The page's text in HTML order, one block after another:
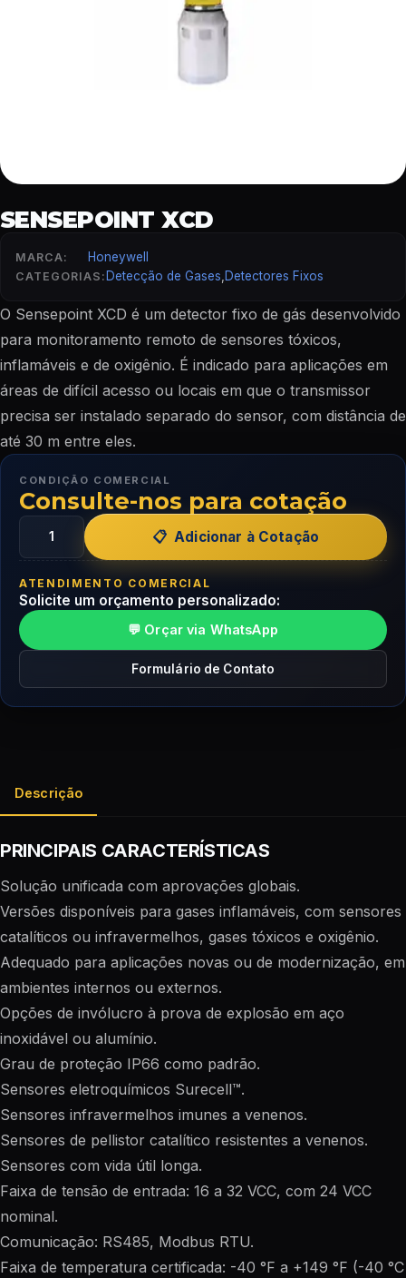
SENSEPOINT XCD
MARCA: Honeywell
CATEGORIAS: Detecção de Gases,Detectores Fixos
O Sensepoint XCD é um detector fixo de gás desenvolvido
para monitoramento remoto de sensores tóxicos,
inflamáveis e de oxigênio. É indicado para aplicações em
áreas de difícil acesso ou locais em que o transmissor
precisa ser instalado separado do sensor, com distância de
até 30 m entre eles.
CONDIÇÃO COMERCIAL
Consulte-nos para cotação
Adicionar à Cotação
ATENDIMENTO COMERCIAL
Solicite um orçamento personalizado:
💬 Orçar via WhatsApp
Formulário de Contato
Descrição
PRINCIPAIS CARACTERÍSTICAS
Solução unificada com aprovações globais.
Versões disponíveis para gases inflamáveis, com sensores
catalíticos ou infravermelhos, gases tóxicos e oxigênio.
Adequado para aplicações novas ou de modernização, em
ambientes internos ou externos.
Opções de invólucro à prova de explosão em aço
inoxidável ou alumínio.
Grau de proteção IP66 como padrão.
Sensores eletroquímicos Surecell™.
Sensores infravermelhos imunes a venenos.
Sensores de pellistor catalítico resistentes a venenos.
Sensores com vida útil longa.
Faixa de tensão de entrada: 16 a 32 VCC, com 24 VCC
nominal.
Comunicação: RS485, Modbus RTU.
Faixa de temperatura certificada: -40 °F a +149 °F (-40 °C